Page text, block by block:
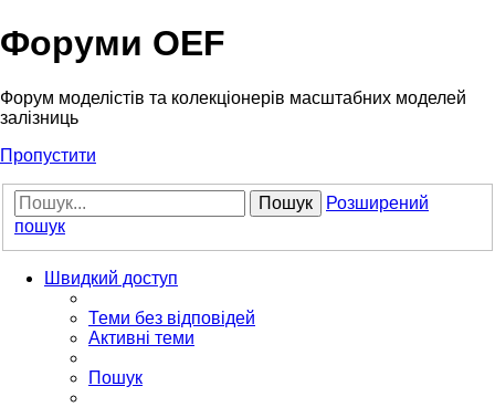
Форуми OEF
Форум моделістів та колекціонерів масштабних моделей
залізниць
Пропустити
Пошук
Розширений
пошук
Швидкий доступ
Теми без відповідей
Активні теми
Пошук